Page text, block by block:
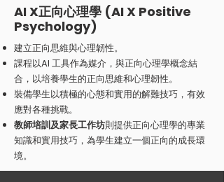
AI X正向心理學 (AI X Positive
Psychology)
建立正向思維與心理韌性。
課程以AI 工具作為媒介，與正向心理學概念結
合，以培養學生的正向思維和心理韌性。
裝備學生以積極的心態和實用的解難技巧，有效
應對各種挑戰。
教師培訓及家長工作坊則提供正向心理學的專業
知識和實用技巧，為學生建立一個正向的成長環
境。